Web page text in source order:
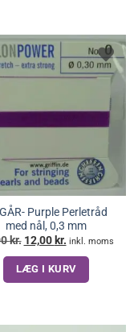
Purple Perletråd
med nål, 0,3 mm
kr. Den
oprindelige
pris
var:
17,00 kr..
12,00 kr. Den
aktuelle
pris
er:
12,00 kr..
inkl. moms
LÆG I KURV